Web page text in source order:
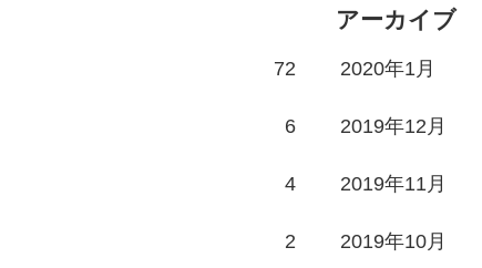
72
6
4
2
アーカイブ
2020年1月
2019年12月
2019年11月
2019年10月